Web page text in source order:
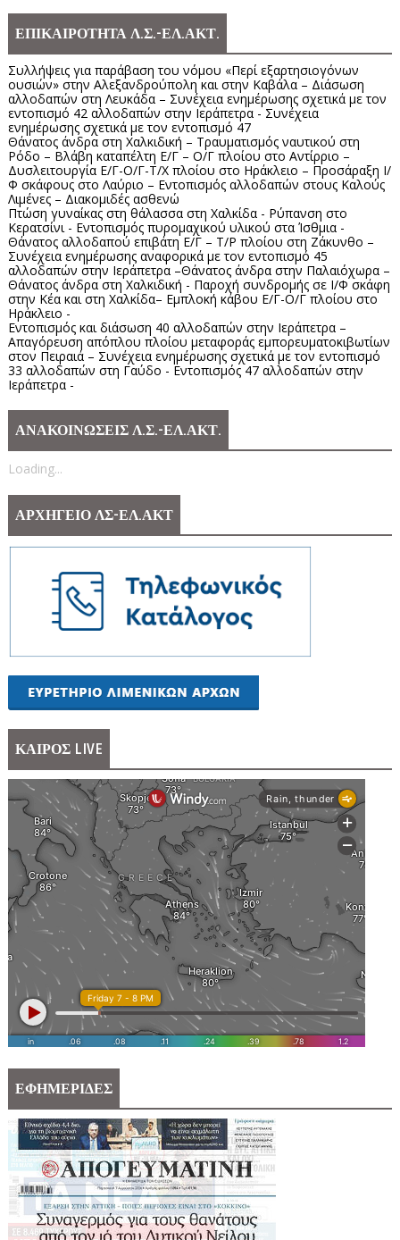
ΕΠΙΚΑΙΡΟΤΗΤΑ Λ.Σ.-ΕΛ.ΑΚΤ.
Συλλήψεις για παράβαση του νόμου «Περί εξαρτησιογόνων
ουσιών» στην Αλεξανδρούπολη και στην Καβάλα – Διάσωση
αλλοδαπών στη Λευκάδα – Συνέχεια ενημέρωσης σχετικά με τον
εντοπισμό 42 αλλοδαπών στην Ιεράπετρα - Συνέχεια
ενημέρωσης σχετικά με τον εντοπισμό 47
Θάνατος άνδρα στη Χαλκιδική – Τραυματισμός ναυτικού στη
Ρόδο – Βλάβη καταπέλτη Ε/Γ – Ο/Γ πλοίου στο Αντίρριο –
Δυσλειτουργία Ε/Γ-Ο/Γ-Τ/Χ πλοίου στο Ηράκλειο – Προσάραξη Ι/
Φ σκάφους στο Λαύριο – Εντοπισμός αλλοδαπών στους Καλούς
Λιμένες – Διακομιδές ασθενώ
Πτώση γυναίκας στη θάλασσα στη Χαλκίδα - Ρύπανση στο
Κερατσίνι - Εντοπισμός πυρομαχικού υλικού στα Ίσθμια -
Θάνατος αλλοδαπού επιβάτη Ε/Γ – Τ/Ρ πλοίου στη Ζάκυνθο –
Συνέχεια ενημέρωσης αναφορικά με τον εντοπισμό 45
αλλοδαπών στην Ιεράπετρα –Θάνατος άνδρα στην Παλαιόχωρα –
Θάνατος άνδρα στη Χαλκιδική - Παροχή συνδρομής σε Ι/Φ σκάφη
στην Κέα και στη Χαλκίδα– Εμπλοκή κάβου Ε/Γ-Ο/Γ πλοίου στο
Ηράκλειο -
Εντοπισμός και διάσωση 40 αλλοδαπών στην Ιεράπετρα –
Απαγόρευση απόπλου πλοίου μεταφοράς εμπορευματοκιβωτίων
στον Πειραιά – Συνέχεια ενημέρωσης σχετικά με τον εντοπισμό
33 αλλοδαπών στη Γαύδο - Εντοπισμός 47 αλλοδαπών στην
Ιεράπετρα -
ΑΝΑΚΟΙΝΩΣΕΙΣ Λ.Σ.-ΕΛ.ΑΚΤ.
Loading...
ΑΡΧΗΓΕΙΟ ΛΣ-ΕΛ.ΑΚΤ
ΚΑΙΡΟΣ LIVE
ΕΦΗΜΕΡΙΔΕΣ